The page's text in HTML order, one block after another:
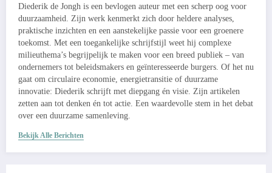
Diederik de Jongh is een bevlogen auteur met een scherp oog voor
duurzaamheid. Zijn werk kenmerkt zich door heldere analyses,
praktische inzichten en een aanstekelijke passie voor een groenere
toekomst. Met een toegankelijke schrijfstijl weet hij complexe
milieuthema’s begrijpelijk te maken voor een breed publiek – van
ondernemers tot beleidsmakers en geïnteresseerde burgers. Of het nu
gaat om circulaire economie, energietransitie of duurzame
innovatie: Diederik schrijft met diepgang én visie. Zijn artikelen
zetten aan tot denken én tot actie. Een waardevolle stem in het debat
over een duurzame samenleving.
Bekijk Alle Berichten